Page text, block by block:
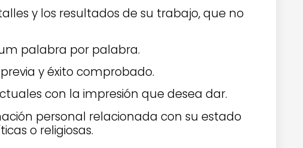
y los resultados de su trabajo, que no
palabra por palabra.
y éxito comprobado.
con la impresión que desea dar.
personal relacionada con su estado
o religiosas.